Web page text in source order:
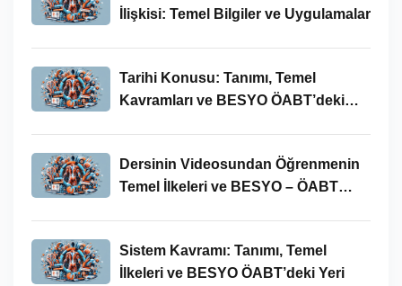
İlişkisi: Temel Bilgiler ve Uygulamalar
Tarihi Konusu: Tanımı, Temel
Kavramları ve BESYO ÖABT’deki
Dersinin Videosundan Öğrenmenin
Temel İlkeleri ve BESYO – ÖABT
Sistem Kavramı: Tanımı, Temel
İlkeleri ve BESYO ÖABT’deki Yeri